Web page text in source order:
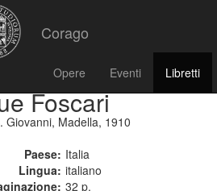
Corago
Opere Eventi Libretti
Foscari
Giovanni, Madella, 1910
Paese: Italia
Lingua: italiano
32 p.